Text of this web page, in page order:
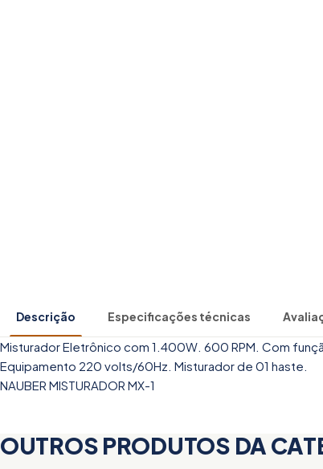
Descrição Especificações técnicas
Misturador Eletrônico com 1.400W. 600 RPM. Com
Equipamento 220 volts/60Hz. Misturador de 01 haste.
NAUBER MISTURADOR MX-1
OUTROS PRODUTOS DA